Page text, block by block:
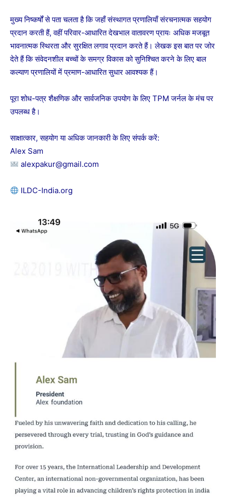
मुख्य निष्कर्षों से पता चलता है कि जहाँ संस्थागत प्रणालियाँ संरचनात्मक सहयोग
प्रदान करती हैं, वहीं परिवार-आधारित देखभाल वातावरण प्रायः अधिक मजबूत
भावनात्मक स्थिरता और सुरक्षित लगाव प्रदान करते हैं। लेखक इस बात पर जोर
देते हैं कि संवेदनशील बच्चों के समग्र विकास को सुनिश्चित करने के लिए बाल
कल्याण प्रणालियों में प्रमाण-आधारित सुधार आवश्यक हैं।
पूरा शोध-पत्र शैक्षणिक और सार्वजनिक उपयोग के लिए TPM जर्नल के मंच पर
उपलब्ध है।
साक्षात्कार, सहयोग या अधिक जानकारी के लिए संपर्क करें:
Alex Sam
alexpakur@gmail.com
ILDC-India.org